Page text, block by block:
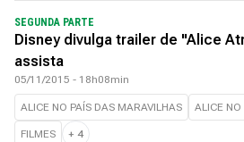
SEGUNDA PARTE
Disney divulga trailer de "Alice
assista
05/11/2015 - 18h08min
ALICE NO PAÍS DAS MARAVILHAS ALICE NO
FILMES + 4